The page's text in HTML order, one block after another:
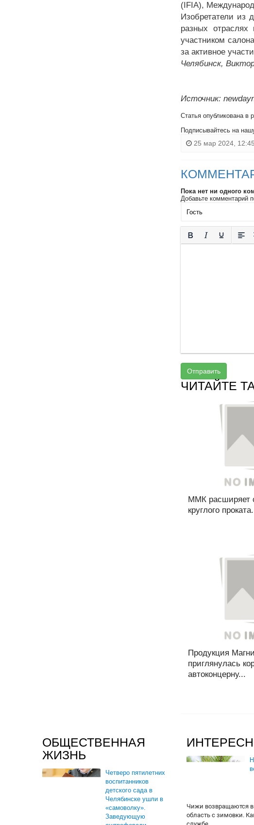
(IFIA),
Изобретатели из
разных отраслях
участником
за активное
Челябинск,
Источник:
Статья опубликована в
Подписывайтесь на
25 мар 2024, 12:45,
Пока нет ни одного
Добавьте комментарий
Отправить
ЧИТАЙТЕ
ММК расширяет
круглого
Продукция
приглянулась
автоконцерну...
ОБЩЕСТВЕННАЯ
ЖИЗНЬ
Четверо пятилетних
воспитанников
детского сада в
Челябинске ушли в
«самоволку».
Заведующую
Чижи возвращаются
область с зимовки.